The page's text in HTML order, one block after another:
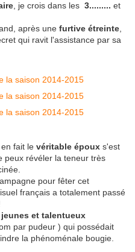
, je crois dans les 3......... et
après une furtive étreinte
qui ravit l'assistance par sa
fait le véritable époux s'est
peux révéler la teneur très
pour fêter cet
français a totalement passé
et talentueux
par pudeur ) qui possédait
la phénoménale bougie.